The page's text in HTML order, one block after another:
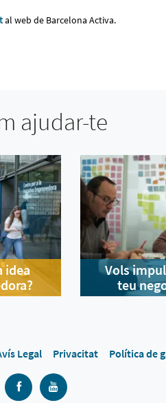
al web de Barcelona Activa.
ajudar-te
idea
Vols
teu
Legal Privacitat Política de